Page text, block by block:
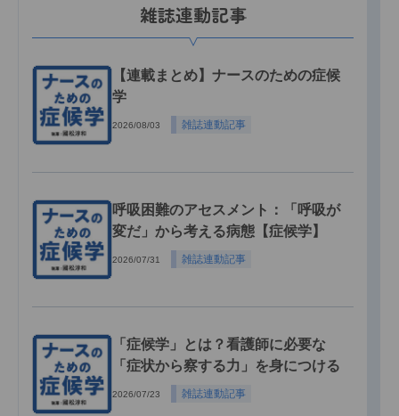
雑誌連動記事
【連載まとめ】ナースのための症候
学
2026/08/03 雑誌連動記事
呼吸困難のアセスメント：「呼吸が
変だ」から考える病態【症候学】
2026/07/31 雑誌連動記事
「症候学」とは？看護師に必要な
「症状から察する力」を身につける
2026/07/23 雑誌連動記事